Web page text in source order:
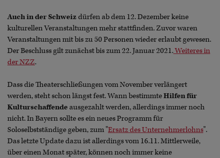
Auch in der Schweiz dürfen ab dem 12. Dezember keine
kulturellen Veranstaltungen mehr stattfinden. Zuvor waren
Veranstaltungen mit bis zu 50 Personen wieder erlaubt gewesen.
Der Beschluss gilt zunächst bis zum 22. Januar 2021.Weiteres in
der NZZ.
Dass die Theaterschließungen vom November verlängert
werden, steht schon längst fest. Wann bestimmteHilfen für
Kulturschaffendeausgezahlt werden, allerdings immer noch
nicht. In Bayern sollte es ein neues Programm für
Soloselbstständige geben, zum "Ersatz des Unternehmerlohns".
Das letzte Update dazu ist allerdings vom 16.11. Mittlerweile,
über einen Monat später, können noch immer keine